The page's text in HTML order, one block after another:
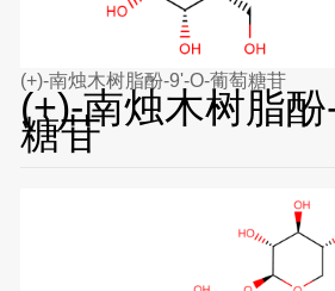
(+)-南烛木树脂酚-9'-O-葡萄糖苷
(+)-南烛木树脂
糖苷